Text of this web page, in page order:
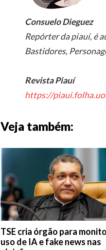
Consuelo Dieguez
Repórter da piauí, é
Bastidores,
Revista Piauí
https://
Veja também:
TSE cria órgão para
uso de IA e fake news nas